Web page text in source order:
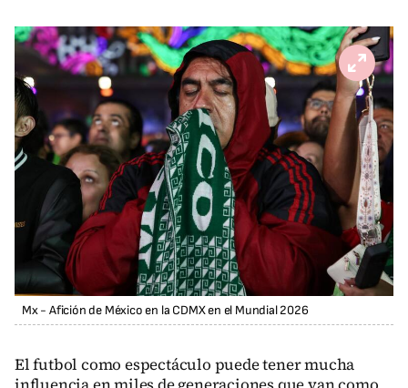
Mx - Afición de México en la CDMX en el Mundial 2026
El futbol como espectáculo puede tener mucha